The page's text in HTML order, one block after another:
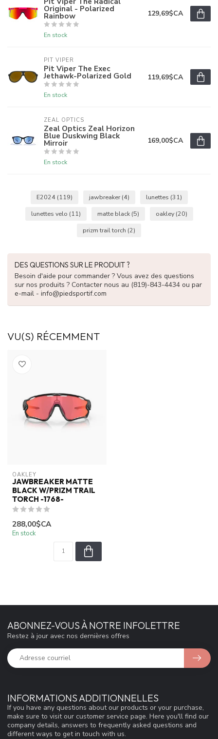
Original - Polarized
Rainbow
En stock
129,69$CA
PIT VIPER
Pit Viper The Exec
Jethawk-Polarized Gold
En stock
119,69$CA
ZEAL OPTICS
Zeal Optics Zeal Horizon
Blue Duskwing Black
Mirroir
En stock
169,00$CA
E2024 (119) jawbreaker (4) lunettes (31)
lunettes velo (11) matte black (5) oakley(20)
prizm trail torch (2)
DES QUESTIONS SUR LE PRODUIT ?
Besoin d'aide pour commander ? Vous avez des questions
sur nos produits ? Contacter nous au (819)-843-4434 ou par
e-mail - info@piedsportif.com
VU(S) RÉCEMMENT
OAKLEY
JAWBREAKER MATTE
BLACK W/PRIZM TRAIL
TORCH -1768-
288,00$CA
En stock
INFORMATIONS ADDITIONNELLES
If you have any questions about our products or your purchase,
make sure to visit our customer service page. Here you'll find our
company details, answers to frequently asked questions and
different ways to get in touch with us.
ABONNEZ-VOUS À NOTRE INFOLETTRE
Restez à jour avec nos dernières offres